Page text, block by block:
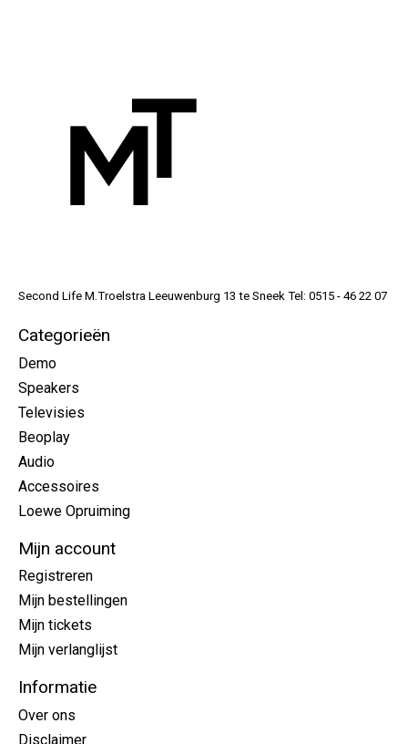
Second Life M.Troelstra Leeuwenburg 13 te Sneek Tel: 0515 - 46 22 07
Categorieën
Demo
Speakers
Televisies
Beoplay
Audio
Accessoires
Loewe Opruiming
Mijn account
Registreren
Mijn bestellingen
Mijn tickets
Mijn verlanglijst
Informatie
Over ons
Disclaimer